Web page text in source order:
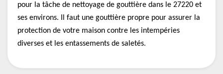
pour la tâche de nettoyage de gouttière dans le 27220 et
ses environs. Il faut une gouttière propre pour assurer la
protection de votre maison contre les intempéries
diverses et les entassements de saletés.